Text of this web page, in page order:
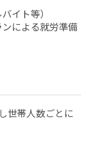
イト等）
による就労準備
世帯人数ごとに